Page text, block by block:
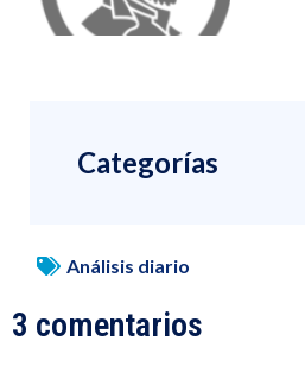
Categorías
Análisis diario
3 comentarios